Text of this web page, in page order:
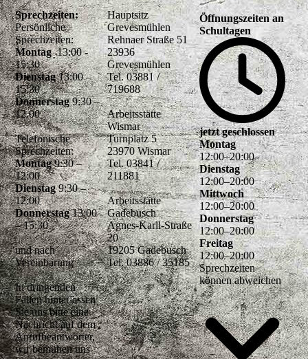
Sprechzeiten:
Persönliche
Sprechzeiten:
Montag13:00 -
15:30
Dienstag13:00 –
15:30
Donnerstag9:30 –
12.00
Telefonische
Sprechzeiten:
Montag9:30 –
12:00
Dienstag9:30 –
12:00
Donnerstag13:00
– 15:30
und nach
Vereinbarung
In dringenden
Fällen hinterlassen
Sie uns bitte eine
Nachricht auf dem
Anrufbeantworter,
wir bemühen uns
Hauptsitz
Grevesmühlen
Rehnaer Straße 51
23936
Grevesmühlen
Tel. 03881 /
719688
Arbeitsstätte
Wismar
Turnplatz 5
23970 Wismar
Tel. 03841 /
211881
Arbeitsstätte
Gadebusch
Agnes-Karll-Straße
20
19205 Gadebusch
Tel. 03886 / 35185
Öffnungszeiten an
Schultagen
jetzt geschlossen
Montag
12:00–20:00
Dienstag
12:00–20:00
Mittwoch
12:00–20:00
Donnerstag
12:00–20:00
Freitag
12:00–20:00
Sprechzeiten
können abweichen